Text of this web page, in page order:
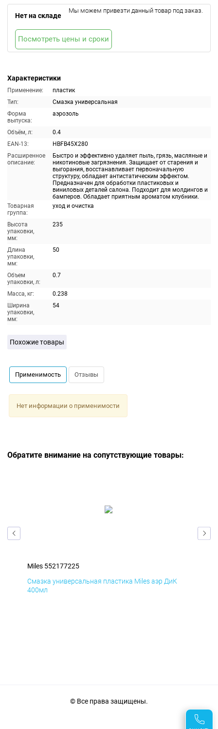
Характеристики
Применение:
пластик
Тип:
Смазка универсальная
Форма
выпуска:
аэрозоль
Объём, л:
0.4
EAN-13:
HBFB45X280
Расширенное
описание:
Быстро и эффективно удаляет пыль, грязь, масляные и
никотиновые загрязнения. Защищает от старения и
выгорания, восстанавливает первоначальную
структуру, обладает антистатическим эффектом.
Предназначен для обработки пластиковых и
виниловых деталей салона. Подходит для молдингов и
бамперов. Обладает приятным ароматом клубники.
Товарная
группа:
уход и очистка
Высота
упаковки,
мм:
235
Длина
упаковки,
мм:
50
Объем
упаковки, л:
0.7
Масса, кг:
0.238
Ширина
упаковки,
мм:
54
Нет на складе
Мы можем привезти данный товар под заказ.
Посмотреть цены и сроки
Похожие товары
Применимость Отзывы
Нет информации о применимости
Обратите внимание на сопутствующие товары:
Miles 552177225
Смазка универсальная пластика Miles аэр ДиК
400мл
© Все права защищены.